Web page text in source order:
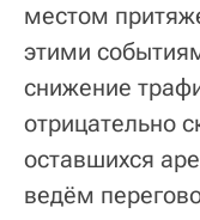
местом
этими
снижение
отрицательно
оставшихся
ведём